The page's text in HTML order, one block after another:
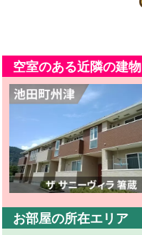
空室のある近隣の建物
お部屋の所在エリア